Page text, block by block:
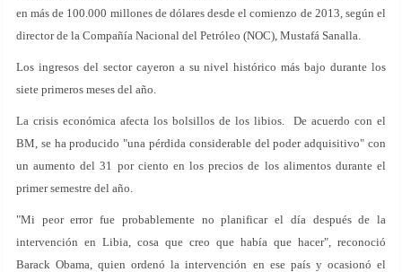
en más de 100.000 millones de dólares desde el comienzo de 2013, según el
director de la Compañía Nacional del Petróleo (NOC), Mustafá Sanalla.
Los ingresos del sector cayeron a su nivel histórico más bajo durante los
siete primeros meses del año.
La crisis económica afecta los bolsillos de los libios. De acuerdo con el
BM, se ha producido "una pérdida considerable del poder adquisitivo" con
un aumento del 31 por ciento en los precios de los alimentos durante el
primer semestre del año.
"Mi peor error fue probablemente no planificar el día después de la
intervención en Libia, cosa que creo que había que hacer", reconoció
Barack Obama, quien ordenó la intervención en ese país y ocasionó el